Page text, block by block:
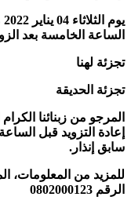
الساعة الخامسة بعد
تجزئة لهنا
تجزئة الحديقة
المرجو من زبنائنا
إعادة التزويد قبل
سابق إنذار.
للمزيد من المعلومات،
الرقم 0802000123